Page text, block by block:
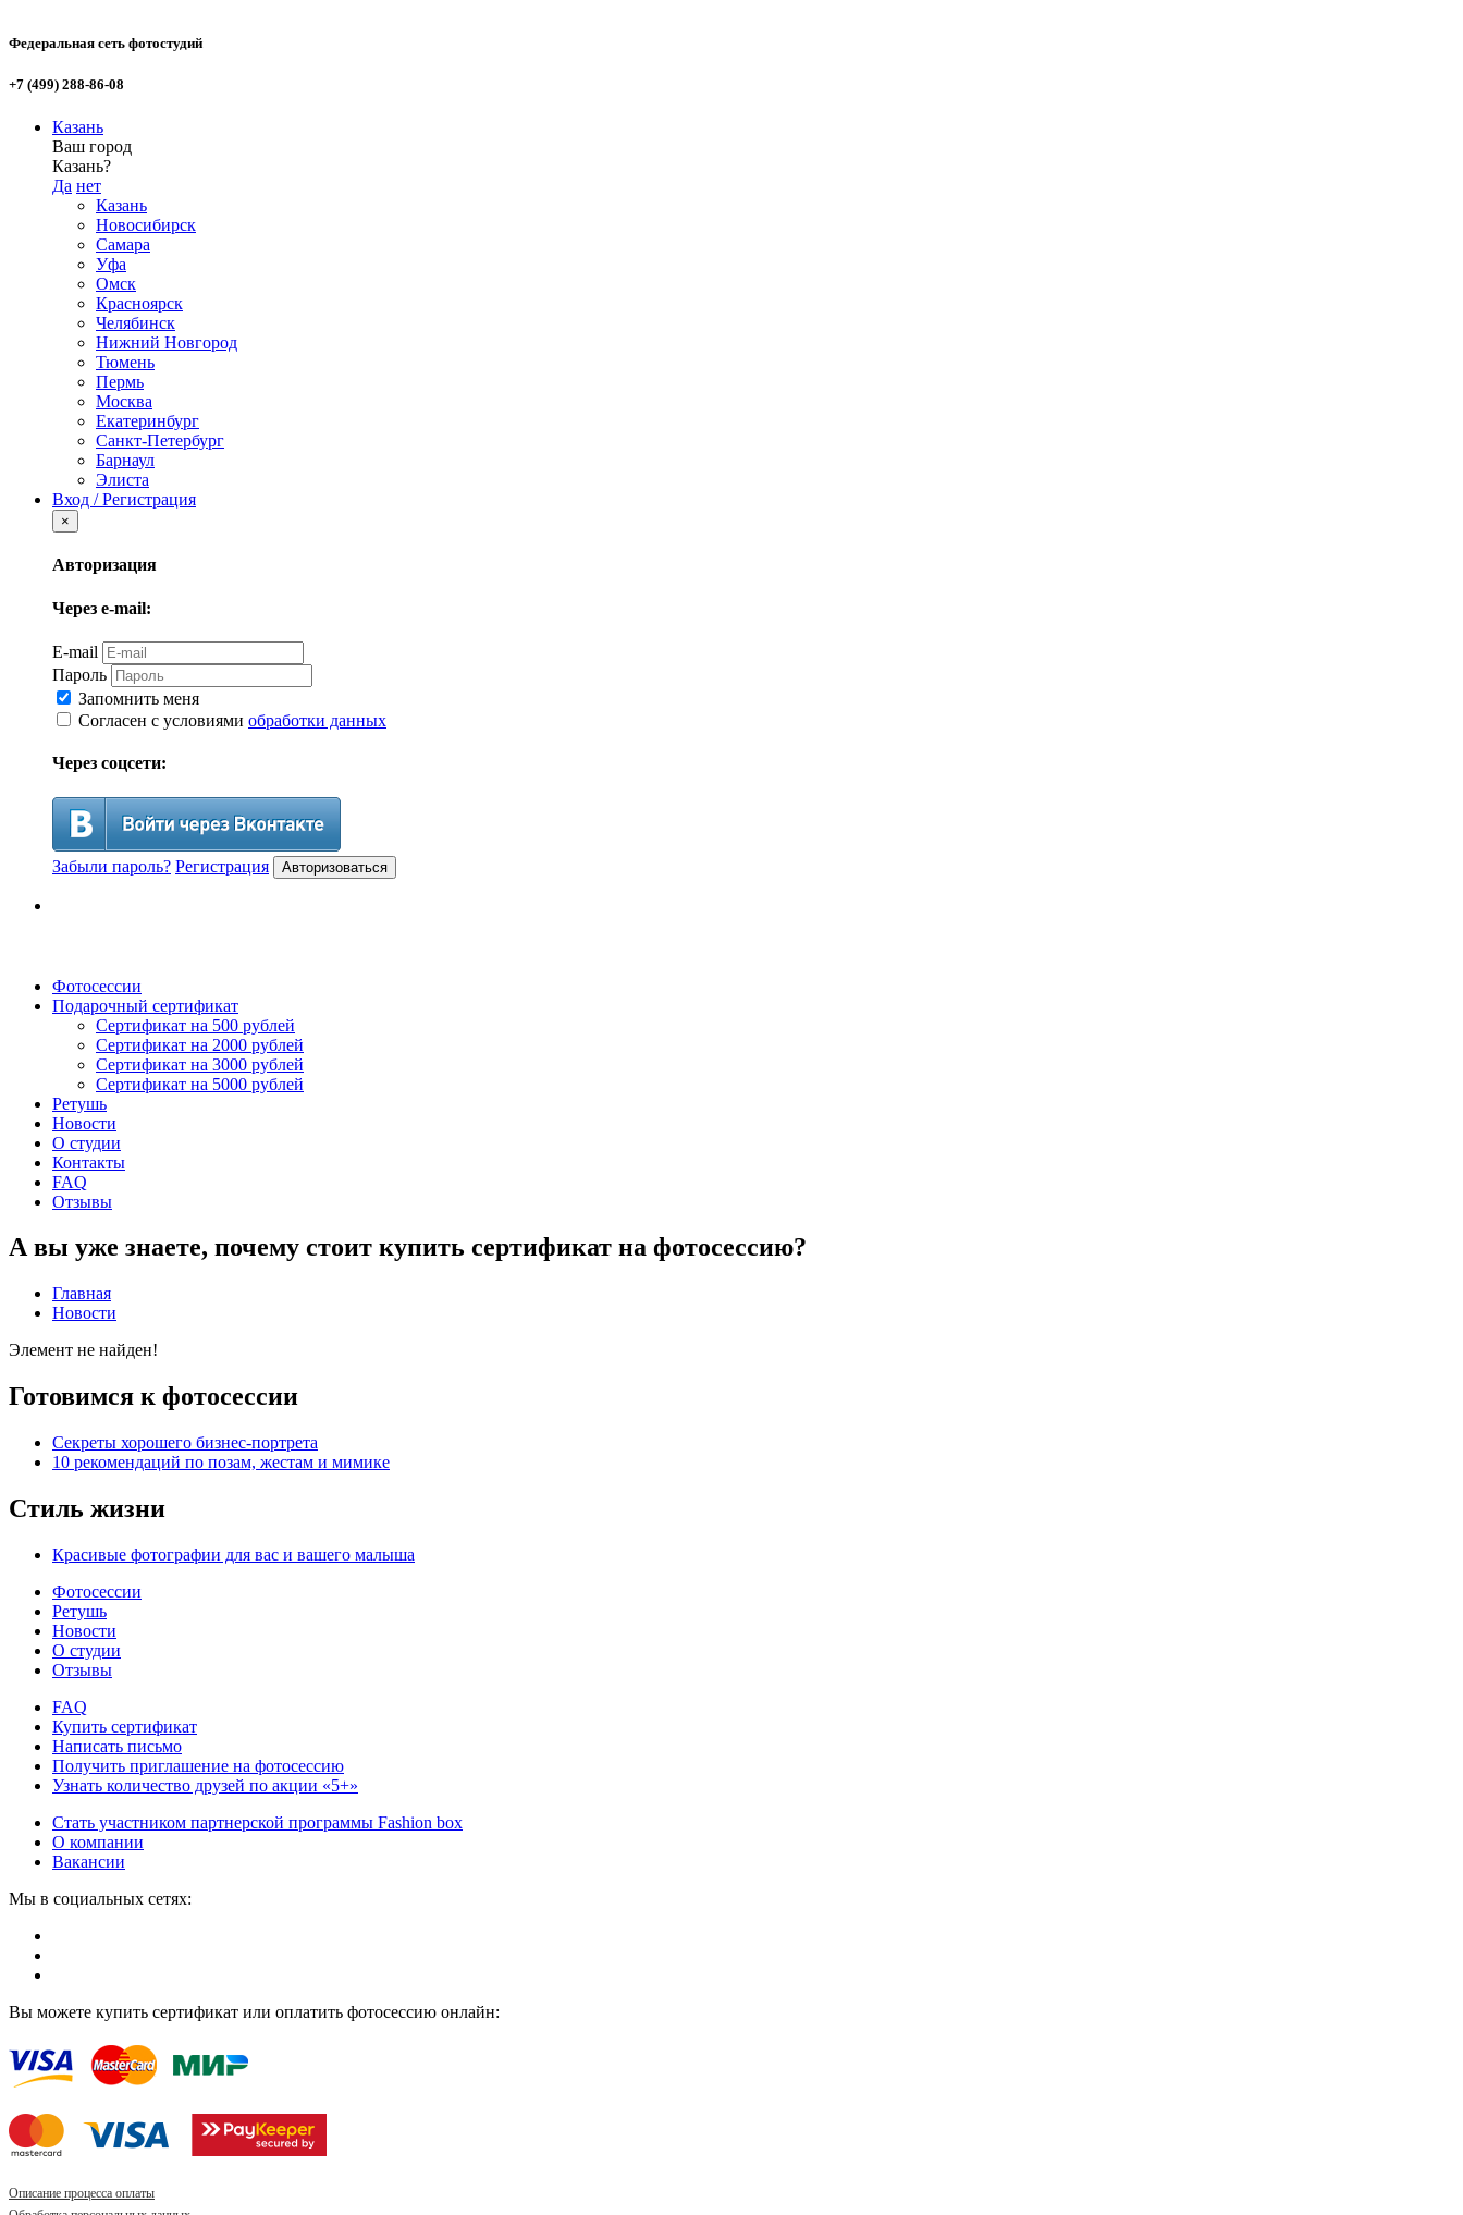
Федеральная сеть фотостудий
+7 (499) 288-86-08
Казань
Ваш город
Казань?
Да нет
Казань
Новосибирск
Самара
Уфа
Омск
Красноярск
Челябинск
Нижний Новгород
Тюмень
Пермь
Москва
Екатеринбург
Санкт-Петербург
Барнаул
Элиста
Вход / Регистрация
×
Авторизация
Через e-mail:
E-mail
Пароль
Запомнить меня
Согласен с условиями обработки данных
Через соцсети:
Забыли пароль? Регистрация Авторизоваться
Фотосессии
Подарочный сертификат
Сертификат на 500 рублей
Сертификат на 2000 рублей
Сертификат на 3000 рублей
Сертификат на 5000 рублей
Ретушь
Новости
О студии
Контакты
FAQ
Отзывы
А вы уже знаете, почему стоит купить сертификат на фотосессию?
Главная
Новости
Элемент не найден!
Готовимся к фотосессии
Секреты хорошего бизнес-портрета
10 рекомендаций по позам, жестам и мимике
Стиль жизни
Красивые фотографии для вас и вашего малыша
Фотосессии
Ретушь
Новости
О студии
Отзывы
FAQ
Купить сертификат
Написать письмо
Получить приглашение на фотосессию
Узнать количество друзей по акции «5+»
Стать участником партнерской программы Fashion box
О компании
Вакансии
Мы в социальных сетях:
Вы можете купить сертификат или оплатить фотосессию онлайн:
Описание процесса оплаты